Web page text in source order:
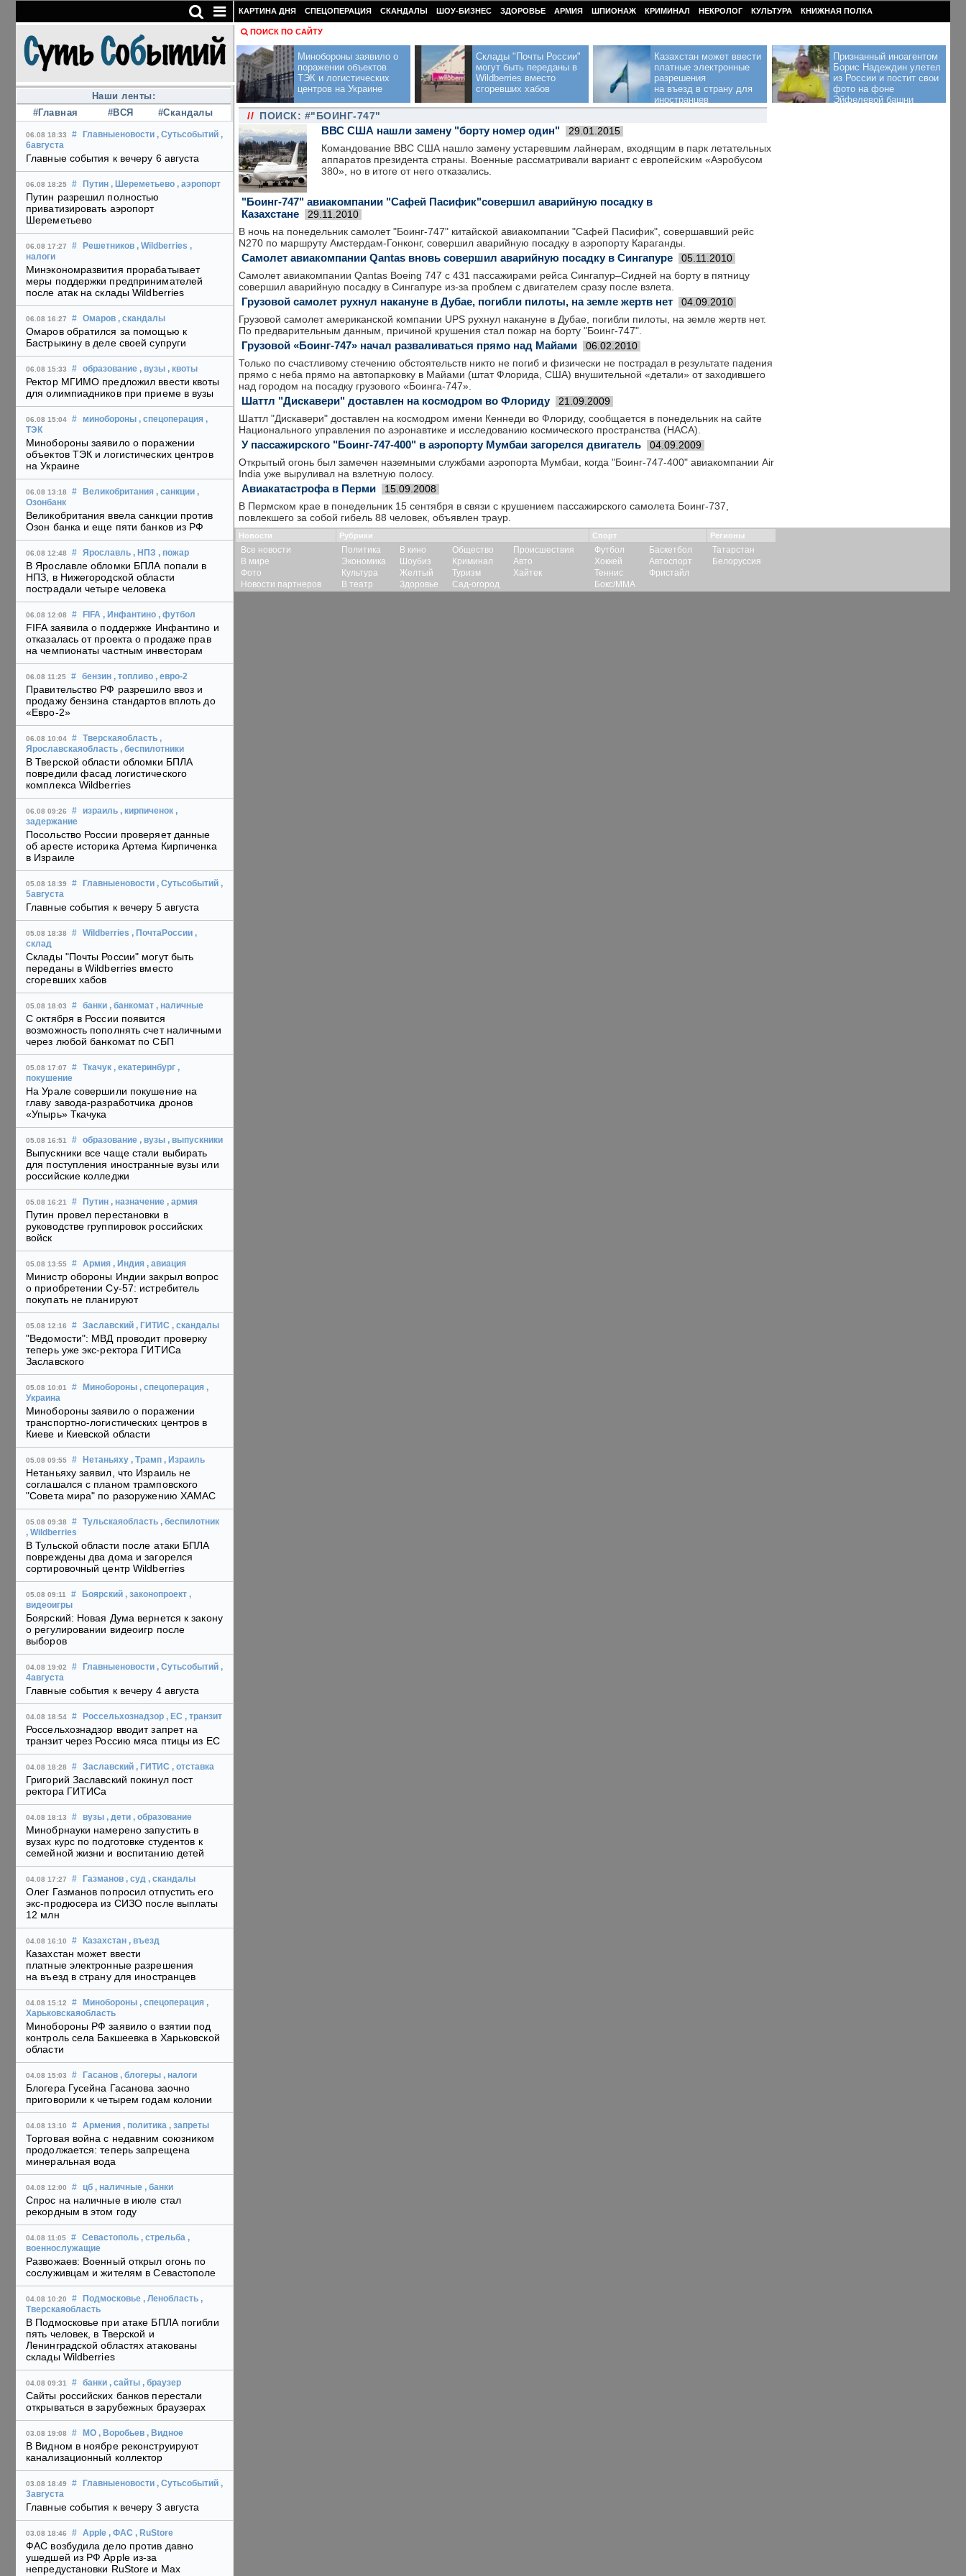
Наши ленты:
#Главная
#ВСЯ #Скандалы
06.08 18:33 # Главныеновости , Сутьсобытий ,
6августа
Главные события к вечеру 6 августа
06.08 18:25 # Путин , Шереметьево , аэропорт
Путин разрешил полностью
приватизировать аэропорт
Шереметьево
06.08 17:27 # Решетников , Wildberries ,
налоги
Минэкономразвития прорабатывает
меры поддержки предпринимателей
после атак на склады Wildberries
06.08 16:27 # Омаров , скандалы
Омаров обратился за помощью к
Бастрыкину в деле своей супруги
06.08 15:33 # образование , вузы , квоты
Ректор МГИМО предложил ввести квоты
для олимпиадников при приеме в вузы
06.08 15:04 # минобороны , спецоперация ,
ТЭК
Минобороны заявило о поражении
объектов ТЭК и логистических центров
на Украине
06.08 13:18 # Великобритания , санкции ,
Озонбанк
Великобритания ввела санкции против
Озон банка и еще пяти банков из РФ
06.08 12:48 # Ярославль , НПЗ , пожар
В Ярославле обломки БПЛА попали в
НПЗ, в Нижегородской области
пострадали четыре человека
06.08 12:08 # FIFA , Инфантино , футбол
FIFA заявила о поддержке Инфантино и
отказалась от проекта о продаже прав
на чемпионаты частным инвесторам
06.08 11:25 # бензин , топливо , евро-2
Правительство РФ разрешило ввоз и
продажу бензина стандартов вплоть до
«Евро-2»
06.08 10:04 # Тверскаяобласть ,
Ярославскаяобласть , беспилотники
В Тверской области обломки БПЛА
повредили фасад логистического
комплекса Wildberries
06.08 09:26 # израиль , кирпиченок ,
задержание
Посольство России проверяет данные
об аресте историка Артема Кирпиченка
в Израиле
05.08 18:39 # Главныеновости , Сутьсобытий ,
5августа
Главные события к вечеру 5 августа
05.08 18:38 # Wildberries , ПочтаРоссии ,
склад
Склады "Почты России" могут быть
переданы в Wildberries вместо
сгоревших хабов
05.08 18:03 # банки , банкомат , наличные
С октября в России появится
возможность пополнять счет наличными
через любой банкомат по СБП
05.08 17:07 # Ткачук , екатеринбург ,
покушение
На Урале совершили покушение на
главу завода-разработчика дронов
«Упырь» Ткачука
05.08 16:51 # образование , вузы , выпускники
Выпускники все чаще стали выбирать
для поступления иностранные вузы или
российские колледжи
05.08 16:21 # Путин , назначение , армия
Путин провел перестановки в
руководстве группировок российских
войск
05.08 13:55 # Армия , Индия , авиация
Министр обороны Индии закрыл вопрос
о приобретении Су-57: истребитель
покупать не планируют
05.08 12:16 # Заславский , ГИТИС , скандалы
"Ведомости": МВД проводит проверку
теперь уже экс-ректора ГИТИСа
Заславского
05.08 10:01 # Минобороны , спецоперация ,
Украина
Минобороны заявило о поражении
транспортно-логистических центров в
Киеве и Киевской области
05.08 09:55 # Нетаньяху , Трамп , Израиль
Нетаньяху заявил, что Израиль не
соглашался с планом трамповского
"Совета мира" по разоружению ХАМАС
05.08 09:38 # Тульскаяобласть , беспилотник
, Wildberries
В Тульской области после атаки БПЛА
повреждены два дома и загорелся
сортировочный центр Wildberries
05.08 09:11 # Боярский , законопроект ,
видеоигры
Боярский: Новая Дума вернется к закону
о регулировании видеоигр после
выборов
04.08 19:02 # Главныеновости , Сутьсобытий ,
4августа
Главные события к вечеру 4 августа
04.08 18:54 # Россельхознадзор , ЕС , транзит
Россельхознадзор вводит запрет на
транзит через Россию мяса птицы из ЕС
04.08 18:28 # Заславский , ГИТИС , отставка
Григорий Заславский покинул пост
ректора ГИТИСа
04.08 18:13 # вузы , дети , образование
Минобрнауки намерено запустить в
вузах курс по подготовке студентов к
семейной жизни и воспитанию детей
04.08 17:27 # Газманов , суд , скандалы
Олег Газманов попросил отпустить его
экс-продюсера из СИЗО после выплаты
12 млн
04.08 16:10 # Казахстан , въезд
Казахстан может ввести
платные электронные разрешения
на въезд в страну для иностранцев
04.08 15:12 # Минобороны , спецоперация ,
Харьковскаяобласть
Минобороны РФ заявило о взятии под
контроль села Бакшеевка в Харьковской
области
04.08 15:03 # Гасанов , блогеры , налоги
Блогера Гусейна Гасанова заочно
приговорили к четырем годам колонии
04.08 13:10 # Армения , политика , запреты
Торговая война с недавним союзником
продолжается: теперь запрещена
минеральная вода
04.08 12:00 # цб , наличные , банки
Спрос на наличные в июле стал
рекордным в этом году
04.08 11:05 # Севастополь , стрельба ,
военнослужащие
Развожаев: Военный открыл огонь по
сослуживцам и жителям в Севастополе
04.08 10:20 # Подмосковье , Ленобласть ,
Тверскаяобласть
В Подмосковье при атаке БПЛА погибли
пять человек, в Тверской и
Ленинградской областях атакованы
склады Wildberries
04.08 09:31 # банки , сайты , браузер
Сайты российских банков перестали
открываться в зарубежных браузерах
03.08 19:08 # МО , Воробьев , Видное
В Видном в ноябре реконструируют
канализационный коллектор
03.08 18:49 # Главныеновости , Сутьсобытий ,
3августа
Главные события к вечеру 3 августа
03.08 18:46 # Apple , ФАС , RuStore
ФАС возбудила дело против давно
ушедшей из РФ Apple из-за
непредустановки RuStore и Max
КАРТИНА ДНЯ СПЕЦОПЕРАЦИЯ СКАНДАЛЫ ШОУ-БИЗНЕС ЗДОРОВЬЕ АРМИЯ ШПИОНАЖ КРИМИНАЛ НЕКРОЛОГ КУЛЬТУРА КНИЖНАЯ ПОЛКА
ПОИСК ПО САЙТУ
Минобороны заявило о
поражении объектов
ТЭК и логистических
центров на Украине
Склады "Почты России"
могут быть переданы в
Wildberries вместо
сгоревших хабов
Казахстан может ввести
платные электронные
разрешения
на въезд в страну для
иностранцев
Признанный иноагентом
Борис Надеждин улетел
из России и постит свои
фото на фоне
Эйфелевой башни
// ПОИСК: #"БОИНГ-747"
ВВС США нашли замену "борту номер один" 29.01.2015
Командование ВВС США нашло замену устаревшим лайнерам, входящим в парк летательных
аппаратов президента страны. Военные рассматривали вариант с европейским «Аэробусом
380», но в итоге от него отказались.
"Боинг-747" авиакомпании "Сафей Пасифик"совершил аварийную посадку в
Казахстане
29.11.2010
В ночь на понедельник самолет "Боинг-747" китайской авиакомпании "Сафей Пасифик", совершавший рейс
N270 по маршруту Амстердам-Гонконг, совершил аварийную посадку в аэропорту Караганды.
Самолет авиакомпании Qantas вновь совершил аварийную посадку в Сингапуре 05.11.2010
Самолет авиакомпании Qantas Boeing 747 с 431 пассажирами рейса Сингапур–Сидней на борту в пятницу
совершил аварийную посадку в Сингапуре из-за проблем с двигателем сразу после взлета.
Грузовой самолет рухнул накануне в Дубае, погибли пилоты, на земле жертв нет 04.09.2010
Грузовой самолет американской компании UPS рухнул накануне в Дубае, погибли пилоты, на земле жертв нет.
По предварительным данным, причиной крушения стал пожар на борту "Боинг-747".
Грузовой «Боинг-747» начал разваливаться прямо над Майами 06.02.2010
Только по счастливому стечению обстоятельств никто не погиб и физически не пострадал в результате падения
прямо с неба прямо на автопарковку в Майами (штат Флорида, США) внушительной «детали» от заходившего
над городом на посадку грузового «Боинга-747».
Шаттл "Дискавери" доставлен на космодром во Флориду 21.09.2009
Шаттл "Дискавери" доставлен на космодром имени Кеннеди во Флориду, сообщается в понедельник на сайте
Национального управления по аэронавтике и исследованию космического пространства (НАСА).
У пассажирского "Боинг-747-400" в аэропорту Мумбаи загорелся двигатель 04.09.2009
Открытый огонь был замечен наземными службами аэропорта Мумбаи, когда "Боинг-747-400" авиакомпании Air
India уже выруливал на взлетную полосу.
Авиакатастрофа в Перми 15.09.2008
В Пермском крае в понедельник 15 сентября в связи с крушением пассажирского самолета Боинг-737,
повлекшего за собой гибель 88 человек, объявлен траур.
Новости
Все новости
В мире
Фото
Новости партнеров
Рубрики
Политика
Экономика
Культура
В театр
В кино
Шоубиз
Желтый
Здоровье
Общество
Криминал
Туризм
Сад-огород
Происшествия
Авто
Хайтек
Спорт
Футбол
Хоккей
Теннис
Бокс/ММА
Баскетбол
Автоспорт
Фристайл
Регионы
Татарстан
Белоруссия